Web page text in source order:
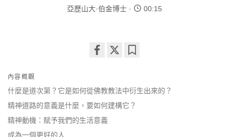
亞歷山大·伯金博士 00:15
facebook
內容概觀
什麼是道次第？它是如何從佛教教法中衍生出來的？
精神道路的意義是什麼，要如何建構它？
精神動機：賦予我們的生活意義
成為一個更好的人